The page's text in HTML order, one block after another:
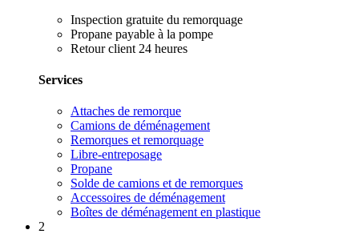
Inspection gratuite du remorquage
Propane payable à la pompe
Retour client 24 heures
Services
Attaches de remorque
Camions de déménagement
Remorques et remorquage
Libre-entreposage
Propane
Solde de camions et de remorques
Accessoires de déménagement
Boîtes de déménagement en plastique
2